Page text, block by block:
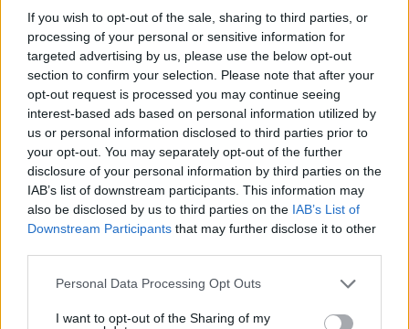
If you wish to opt-out of the sale, sharing to third parties, or
processing of your personal or sensitive information for
targeted advertising by us, please use the below opt-out
section to confirm your selection. Please note that after your
opt-out request is processed you may continue seeing
interest-based ads based on personal information utilized by
us or personal information disclosed to third parties prior to
your opt-out. You may separately opt-out of the further
disclosure of your personal information by third parties on the
IAB’s list of downstream participants. This information may
also be disclosed by us to third parties on the IAB’s List of
Downstream Participants that may further disclose it to other
Please note that this website/app uses one or more Google
not limited to your visit or usage behaviour. You may click to
Personal Data Processing Opt Outs
I want to opt-out of the Sharing of my
Games
Cut The Rope Northern Heights Candy
ΔΕΙΤΕ ΟΛΑ ΤΑ GAMES